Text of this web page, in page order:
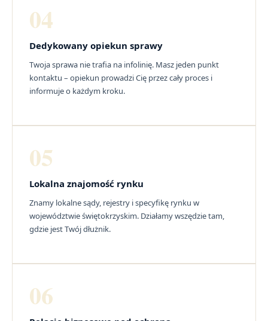
04
Dedykowany opiekun sprawy
Twoja sprawa nie trafia na infolinię. Masz jeden punkt
kontaktu – opiekun prowadzi Cię przez cały proces i
informuje o każdym kroku.
05
Lokalna znajomość rynku
Znamy lokalne sądy, rejestry i specyfikę rynku w
województwie świętokrzyskim. Działamy wszędzie tam,
gdzie jest Twój dłużnik.
06